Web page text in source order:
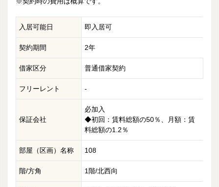
入居可能日 即入居可
契約期間 2年
借家区分 普通借家契約
フリーレント -
保証会社
必加入
◆初回：賃料総額の50％、月額：賃
料総額の1.2％
部屋（区画）名称 108
階/方角 1階/北西向